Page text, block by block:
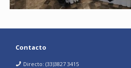
Contacto
Directo: (33)3827 3415